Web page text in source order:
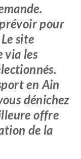
pour
site
via les
en Ain
dénichez
offre
de la